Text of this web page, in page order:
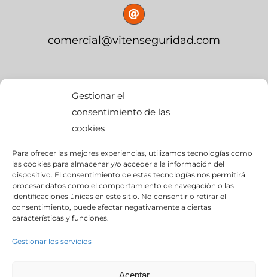
Gestionar el
consentimiento de las
cookies
Para ofrecer las mejores experiencias, utilizamos tecnologías como
las cookies para almacenar y/o acceder a la información del
dispositivo. El consentimiento de estas tecnologías nos permitirá
procesar datos como el comportamiento de navegación o las
identificaciones únicas en este sitio. No consentir o retirar el
consentimiento, puede afectar negativamente a ciertas
características y funciones.
Gestionar los servicios
Aceptar
comercial@vitenseguridad.com
calle Palier, s/n
edif. BMW Momentum,
Pol. Ind. “Ciudad del Automóvil”
28914- Leganés (Madrid)